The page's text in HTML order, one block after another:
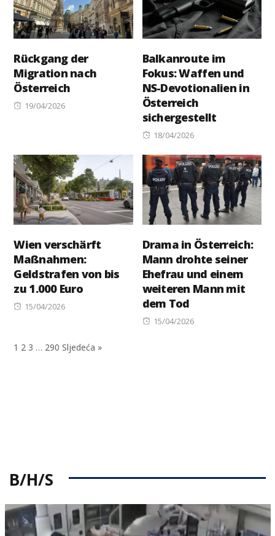
Rückgang der
Migration nach
Österreich
Posted
19/04/2026
Balkanroute im
Fokus: Waffen und
NS-Devotionalien in
Österreich
sichergestellt
Posted
18/04/2026
Wien verschärft
Maßnahmen:
Geldstrafen von bis
zu 1.000 Euro
Posted
15/04/2026
Drama in Österreich:
Mann drohte seiner
Ehefrau und einem
weiteren Mann mit
dem Tod
Posted
15/04/2026
1 2 3 … 290 Sljedeća »
B/H/S